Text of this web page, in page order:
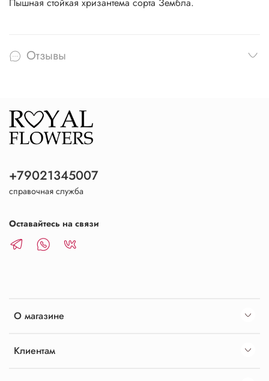
Отзывы
О магазине
Клиентам
+79021345007
справочная служба
Оставайтесь на связи